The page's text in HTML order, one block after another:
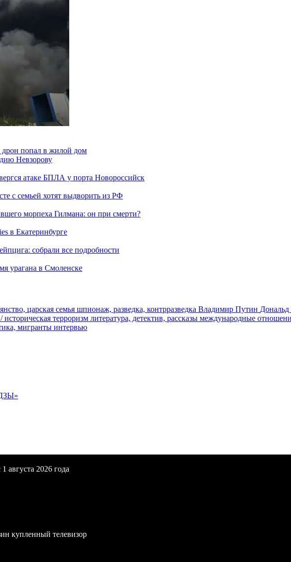
попал в жилой дом
Невзорову
атаке БПЛА у порта Новороссийск
с семьей хотят выдворить из РФ
морпеха Гилмана: он при смерти?
в Екатеринбурге
собрали все подробности
урагана в Смоленске
царская семья шпионаж, разведка, контрразведка Владимир Путин
историческая терроризм литература, детектив, рассказы международные
мигранты интервью
августа 2026 года
купленный телевизор